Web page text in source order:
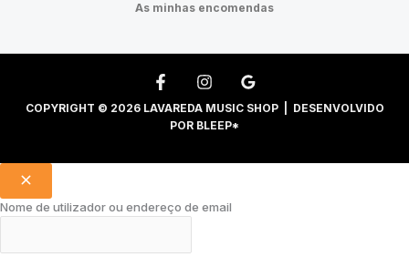
As minhas encomendas
COPYRIGHT © 2026 LAVAREDA MUSIC SHOP | DESENVOLVIDO
POR BLEEP*
Nome de utilizador ou endereço de email